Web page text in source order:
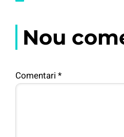
Nou
Comentari *